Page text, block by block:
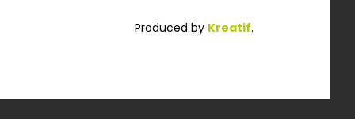
Produced by Kreatif.